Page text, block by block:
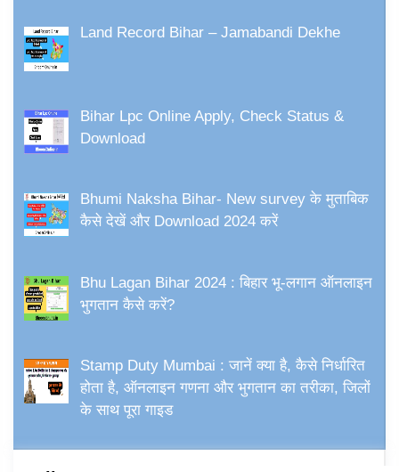
Land Record Bihar – Jamabandi Dekhe
Bihar Lpc Online Apply, Check Status &
Download
Bhumi Naksha Bihar- New survey के मुताबिक
कैसे देखें और Download 2024 करें
Bhu Lagan Bihar 2024 : बिहार भू-लगान ऑनलाइन
भुगतान कैसे करें?
Stamp Duty Mumbai : जानें क्या है, कैसे निर्धारित
होता है, ऑनलाइन गणना और भुगतान का तरीका, जिलों
के साथ पूरा गाइड